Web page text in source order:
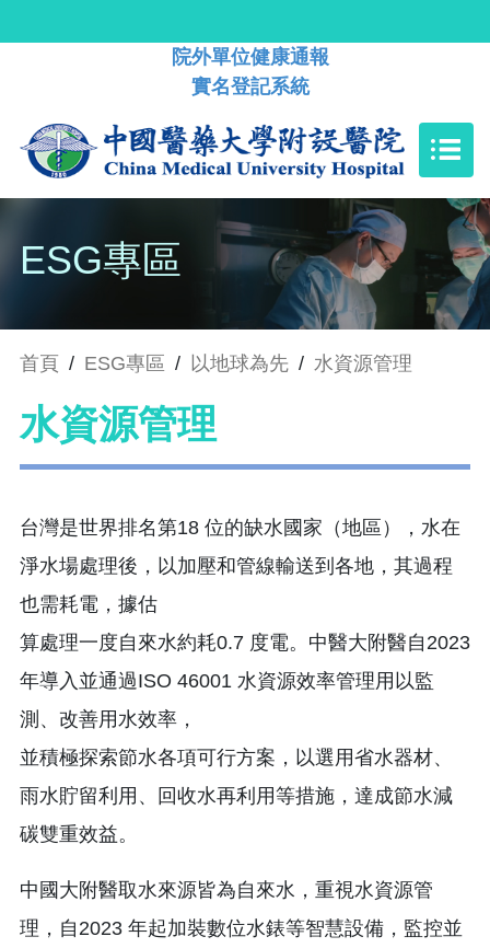
院外單位健康通報
實名登記系統
ESG專區
首頁 / ESG專區 / 以地球為先 / 水資源管理
水資源管理
台灣是世界排名第18 位的缺水國家（地區），水在
淨水場處理後，以加壓和管線輸送到各地，其過程
也需耗電，據估
算處理一度自來水約耗0.7 度電。中醫大附醫自2023
年導入並通過ISO 46001 水資源效率管理用以監
測、改善用水效率，
並積極探索節水各項可行方案，以選用省水器材、
雨水貯留利用、回收水再利用等措施，達成節水減
碳雙重效益。
中國大附醫取水來源皆為自來水，重視水資源管
理，自2023 年起加裝數位水錶等智慧設備，監控並